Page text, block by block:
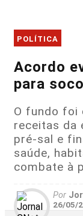
POLÍTICA
Acordo
para
O fundo foi
receitas da
pré-sal e
saúde,
combate à
Por
26/05/